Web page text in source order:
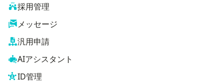
採用管理
メッセージ
汎用申請
AIアシスタント
ID管理